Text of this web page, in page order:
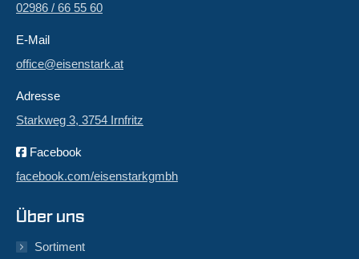
02986 / 66 55 60
E-Mail
office@eisenstark.at
Adresse
Starkweg 3, 3754 Irnfritz
Facebook
facebook.com/eisenstarkgmbh
Über uns
Sortiment